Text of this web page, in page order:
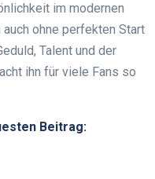
im modernen
ohne perfekten Start
Talent und der
ihn für viele Fans so
Beitrag: